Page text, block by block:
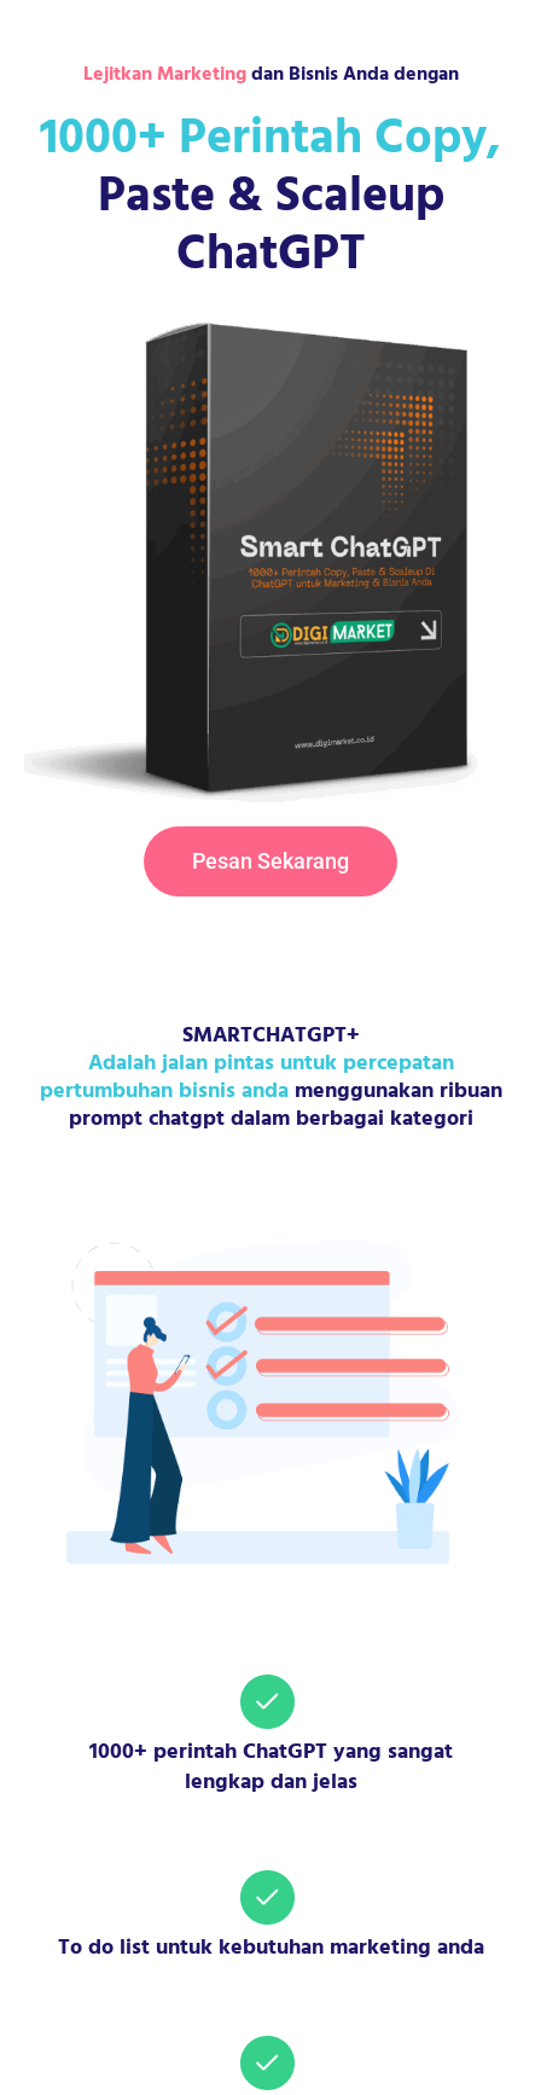
Lejitkan Marketingdan Bisnis Anda dengan
1000+ Perintah Copy,
Paste & Scaleup
ChatGPT
Pesan Sekarang
SMARTCHATGPT+
Adalah jalan pintas untuk percepatan
pertumbuhan bisnis andamenggunakan ribuan
prompt chatgpt dalam berbagai kategori
1000+ perintah ChatGPT yang sangat
lengkap dan jelas
To do list untuk kebutuhan marketing anda